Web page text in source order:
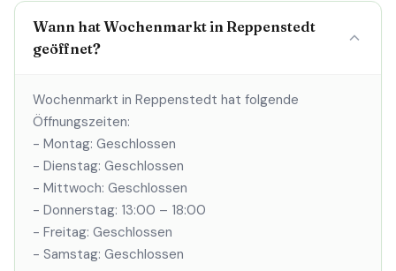
Wann hat Wochenmarkt in Reppenstedt
geöffnet?
Wochenmarkt in Reppenstedt hat folgende
Öffnungszeiten:
- Montag: Geschlossen
- Dienstag: Geschlossen
- Mittwoch: Geschlossen
- Donnerstag: 13:00 – 18:00
- Freitag: Geschlossen
- Samstag: Geschlossen